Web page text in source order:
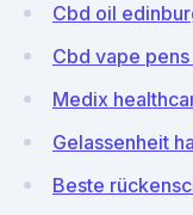
Cbd oil
Cbd vape
Medix
Gelassenheit
Beste